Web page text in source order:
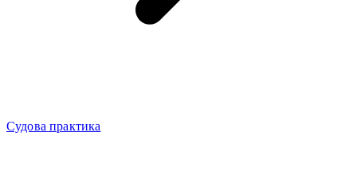
Судова практика